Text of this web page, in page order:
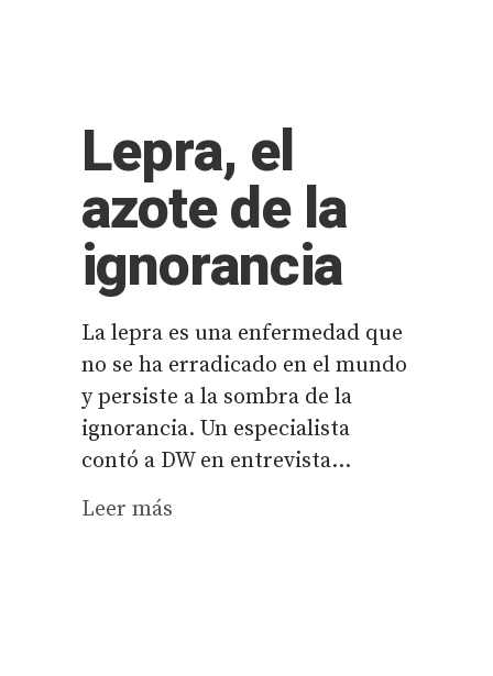
Lepra, el
azote de la
ignorancia
La lepra es una enfermedad que
no se ha erradicado en el mundo
y persiste a la sombra de la
ignorancia. Un especialista
contó a DW en entrevista...
Leer más